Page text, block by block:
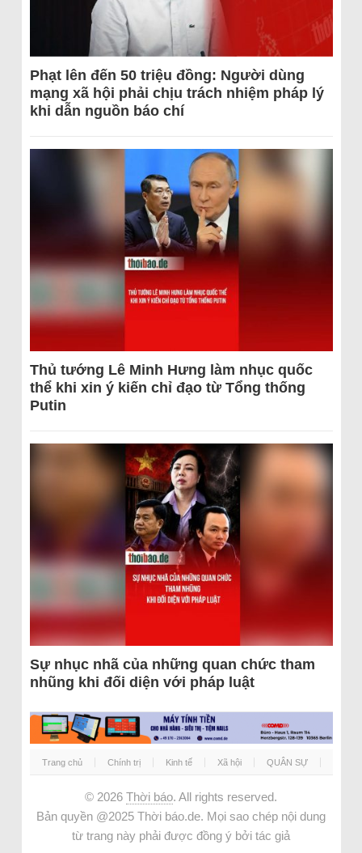
Phạt lên đến 50 triệu đồng: Người dùng
mạng xã hội phải chịu trách nhiệm pháp lý
khi dẫn nguồn báo chí
Thủ tướng Lê Minh Hưng làm nhục quốc
thể khi xin ý kiến chỉ đạo từ Tổng thống
Putin
Sự nhục nhã của những quan chức tham
nhũng khi đối diện với pháp luật
Trang chủ Chính trị Kinh tế Xã hội QUÂN SỰ
© 2026 Thời báo. All rights reserved.
Bản quyền @2025 Thời báo.de. Mọi sao chép nội dung
từ trang này phải được đồng ý bởi tác giả